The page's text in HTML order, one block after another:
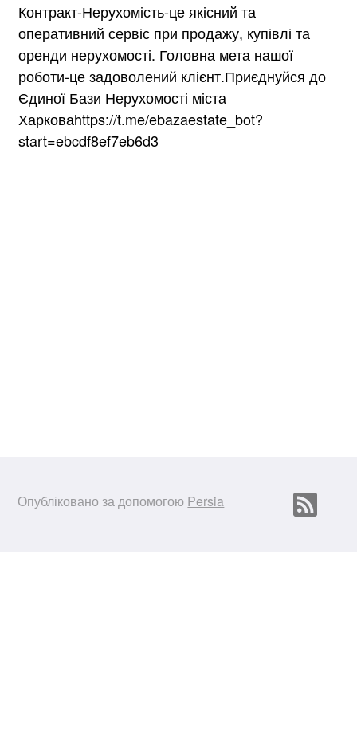
Контракт-Нерухомість-це якісний та
оперативний сервіс при продажу, купівлі та
оренди нерухомості. Головна мета нашої
роботи-це задоволений клієнт.Приєднуйся до
Єдиної Бази Нерухомості міста
Харковаhttps://t.me/ebazaestate_bot?
start=ebcdf8ef7eb6d3
Опубліковано за допомогою Persia